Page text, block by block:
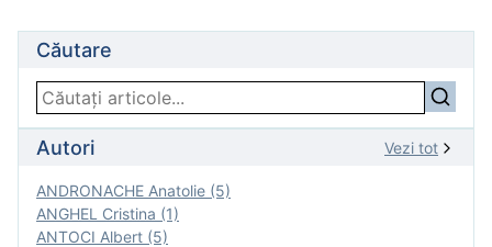
Căutare
Autori Vezi tot
ANDRONACHE Anatolie (5)
ANGHEL Cristina (1)
ANTOCI Albert (5)